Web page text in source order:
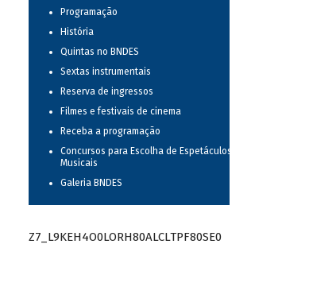
Programação
História
Quintas no BNDES
Sextas instrumentais
Reserva de ingressos
Filmes e festivais de cinema
Receba a programação
Concursos para Escolha de Espetáculos
Musicais
Galeria BNDES
Z7_L9KEH4O0LORH80ALCLTPF80SE0